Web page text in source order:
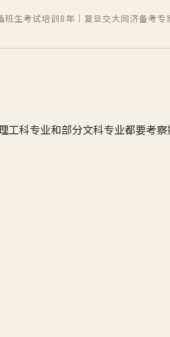
班生考试培训8年｜复旦交大同济备考专
科专业和部分文科专业都要考